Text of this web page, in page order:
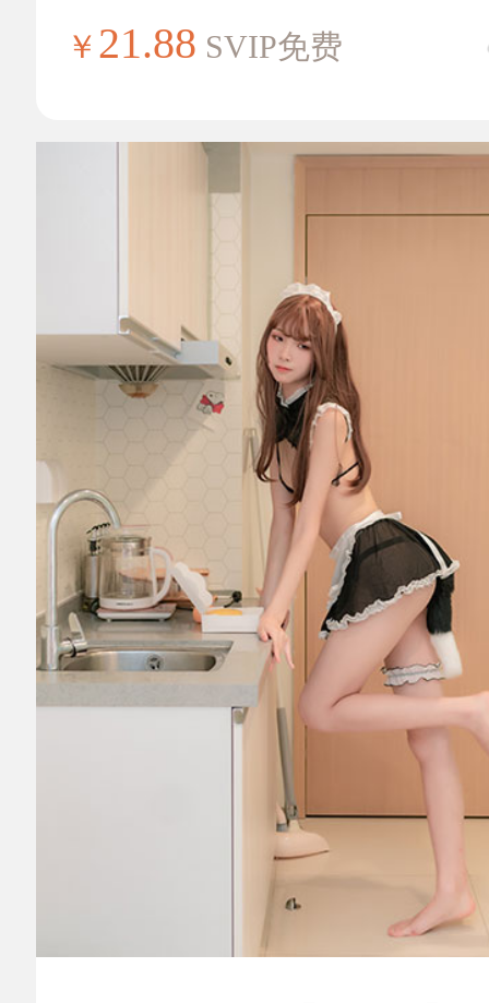
￥ 21.88 SVIP免费